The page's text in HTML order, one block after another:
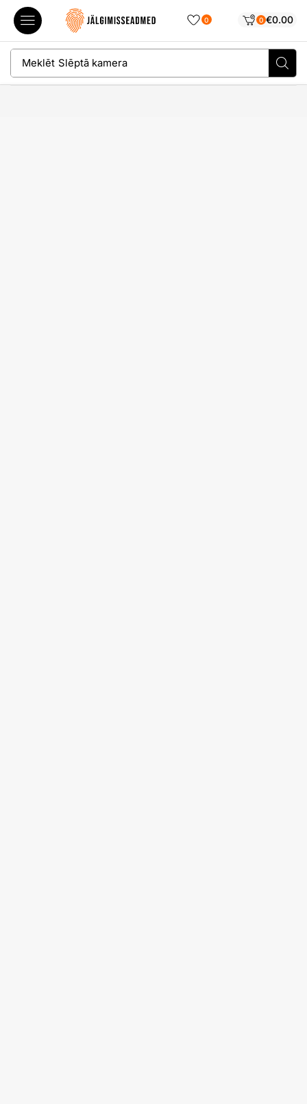
0 0 €0.00
Meklēt Slēptā kamera